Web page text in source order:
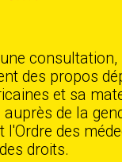
consultation,
des propos
et sa
de la
l'Ordre des
droits.